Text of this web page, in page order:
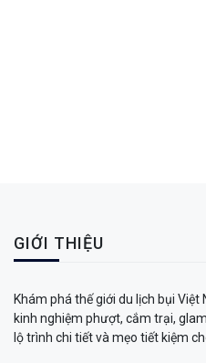
GIỚI THIỆU
Khám phá thế giới du lịch bụi Việt
kinh nghiệm phượt, cắm trại,
lộ trình chi tiết và mẹo tiết kiệm